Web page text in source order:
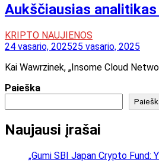
Aukščiausias
KRIPTO NAUJIENOS
24 vasario, 202525 vasario, 2025
Kai Wawrzinek, „Insome Cloud
Paieška
Naujausi įrašai
„Gumi SBI Japan Crypto Fund: